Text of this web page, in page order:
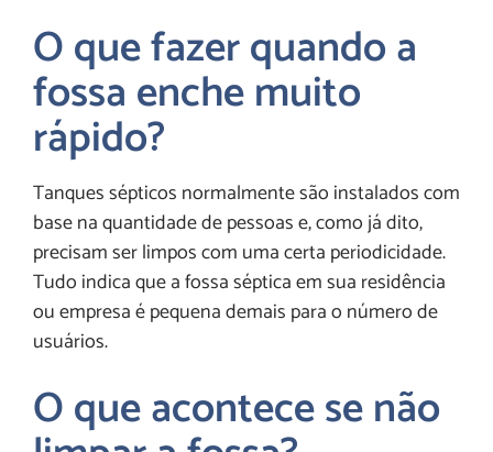
O que fazer quando a
fossa enche muito
rápido?
Tanques sépticos normalmente são instalados com
base na quantidade de pessoas e, como já dito,
precisam ser limpos com uma certa periodicidade.
Tudo indica que a fossa séptica em sua residência
ou empresa é pequena demais para o número de
usuários.
O que acontece se não